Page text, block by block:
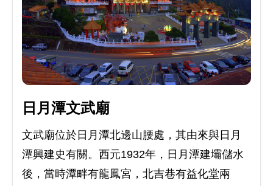
日月潭文武廟
文武廟位於日月潭北邊山腰處，其由來與日月
潭興建史有關。西元1932年，日月潭建壩儲水
後，當時潭畔有龍鳳宮，北吉巷有益化堂兩